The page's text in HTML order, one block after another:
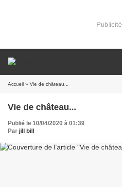
Publicité
Accueil » Vie de château...
Vie de château...
Publié le 10/04/2020 à 01:39
Par jill bill